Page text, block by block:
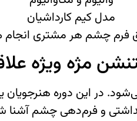
مدل کیم کارداشیان
چشم هر مشتری انجام
مژه ویژه
در این دوره
و فرم‌دهی چشم آشنا